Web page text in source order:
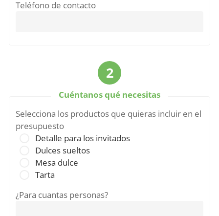
Teléfono de contacto
2
Cuéntanos qué necesitas
Selecciona los productos que quieras incluir en el
presupuesto
Detalle para los invitados
Dulces sueltos
Mesa dulce
Tarta
¿Para cuantas personas?